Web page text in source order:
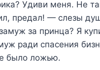
Удиви меня. Не
предал! — слезы
за принца? Я
ради спасения
было ложью.